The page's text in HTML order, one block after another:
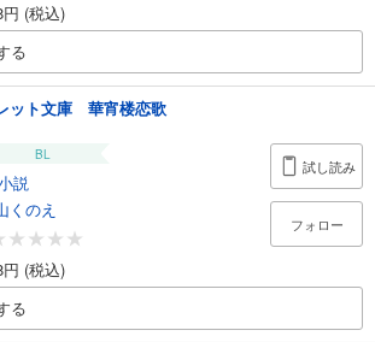
円 (税込)
る
ット文庫 華宵楼恋歌
BL
説
くのえ
円 (税込)
試し読み
フォロー
る